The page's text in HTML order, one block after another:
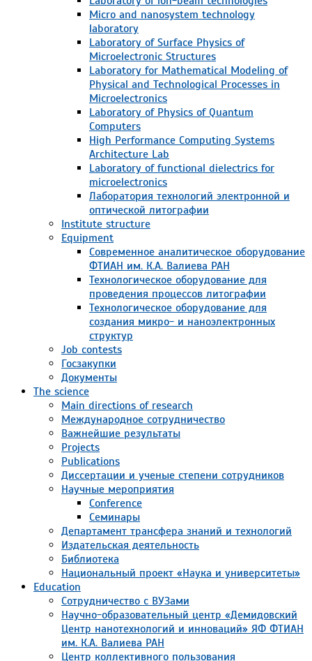
Micro and nanosystem technology
laboratory
Laboratory of Surface Physics of
Microelectronic Structures
Laboratory for Mathematical Modeling of
Physical and Technological Processes in
Microelectronics
Laboratory of Physics of Quantum
Computers
High Performance Computing Systems
Architecture Lab
Laboratory of functional dielectrics for
microelectronics
Лаборатория технологий электронной и
оптической литографии
Institute structure
Equipment
Современное аналитическое оборудование
ФТИАН им. К.А. Валиева РАН
Технологическое оборудование для
проведения процессов литографии
Технологическое оборудование для
создания микро- и наноэлектронных
структур
Job contests
Госзакупки
Документы
The science
Main directions of research
Международное сотрудничество
Важнейшие результаты
Projects
Publications
Диссертации и ученые степени сотрудников
Научные мероприятия
Conference
Семинары
Департамент трансфера знаний и технологий
Издательская деятельность
Библиотека
Национальный проект «Наука и университеты»
Education
Сотрудничество с ВУЗами
Научно-образовательный центр «Демидовский
Центр нанотехнологий и инноваций» ЯФ ФТИАН
им. К.А. Валиева РАН
Центр коллективного пользования